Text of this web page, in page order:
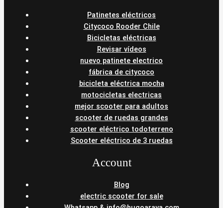
Patinetes eléctricos
Citycoco Rooder Chile
Bicicletas eléctricas
Revisar vídeos
nuevo patinete electrico
fábrica de citycoco
bicicleta eléctrica mocha
motocicletas electricas
mejor scooter para adultos
scooter de ruedas grandes
scooter eléctrico todoterreno
Scooter eléctrico de 3 ruedas
Account
Blog
electric scooter for sale